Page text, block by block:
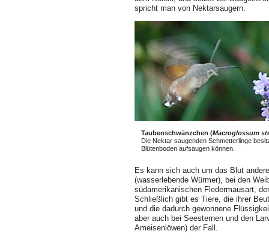
spricht man von Nektarsaugern.
Taubenschwänzchen (Macroglossum
Die Nektar saugenden Schmetterlinge
Blütenboden aufsaugen können.
Es kann sich auch um das Blut
(wasserlebende Würmer), bei den
südamerikanischen Fledermausart,
Schließlich gibt es Tiere, die ihrer
und die dadurch gewonnene
aber auch bei Seesternen und den
Ameisenlöwen) der Fall.